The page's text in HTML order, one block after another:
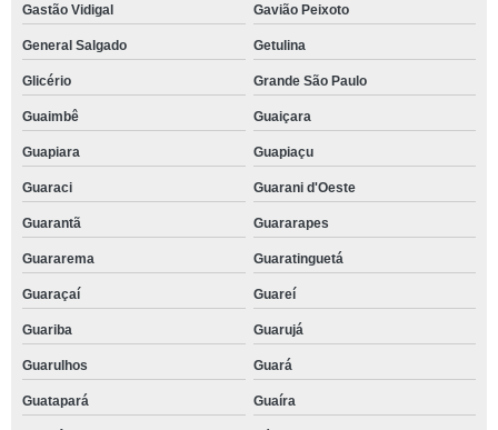
Gastão Vidigal Gavião Peixoto
General Salgado Getulina
Glicério Grande São Paulo
Guaimbê Guaiçara
Guapiara Guapiaçu
Guaraci Guarani d'Oeste
Guarantã Guararapes
Guararema Guaratinguetá
Guaraçaí Guareí
Guariba Guarujá
Guarulhos Guará
Guatapará Guaíra